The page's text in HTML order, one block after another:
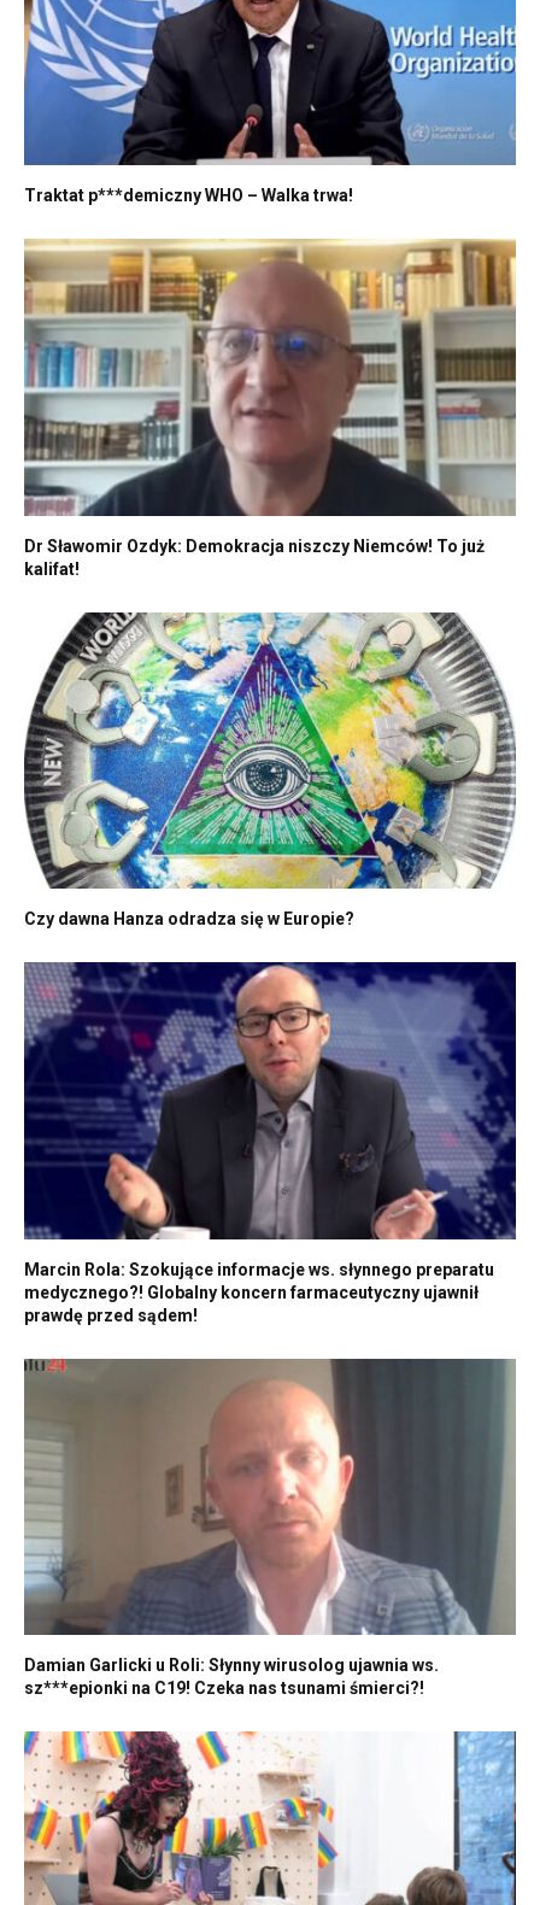
Traktat p***demiczny WHO – Walka trwa!
Dr Sławomir Ozdyk: Demokracja niszczy Niemców! To już
kalifat!
Czy dawna Hanza odradza się w Europie?
Marcin Rola: Szokujące informacje ws. słynnego preparatu
medycznego?! Globalny koncern farmaceutyczny ujawnił
prawdę przed sądem!
Damian Garlicki u Roli: Słynny wirusolog ujawnia ws.
sz***epionki na C19! Czeka nas tsunami śmierci?!